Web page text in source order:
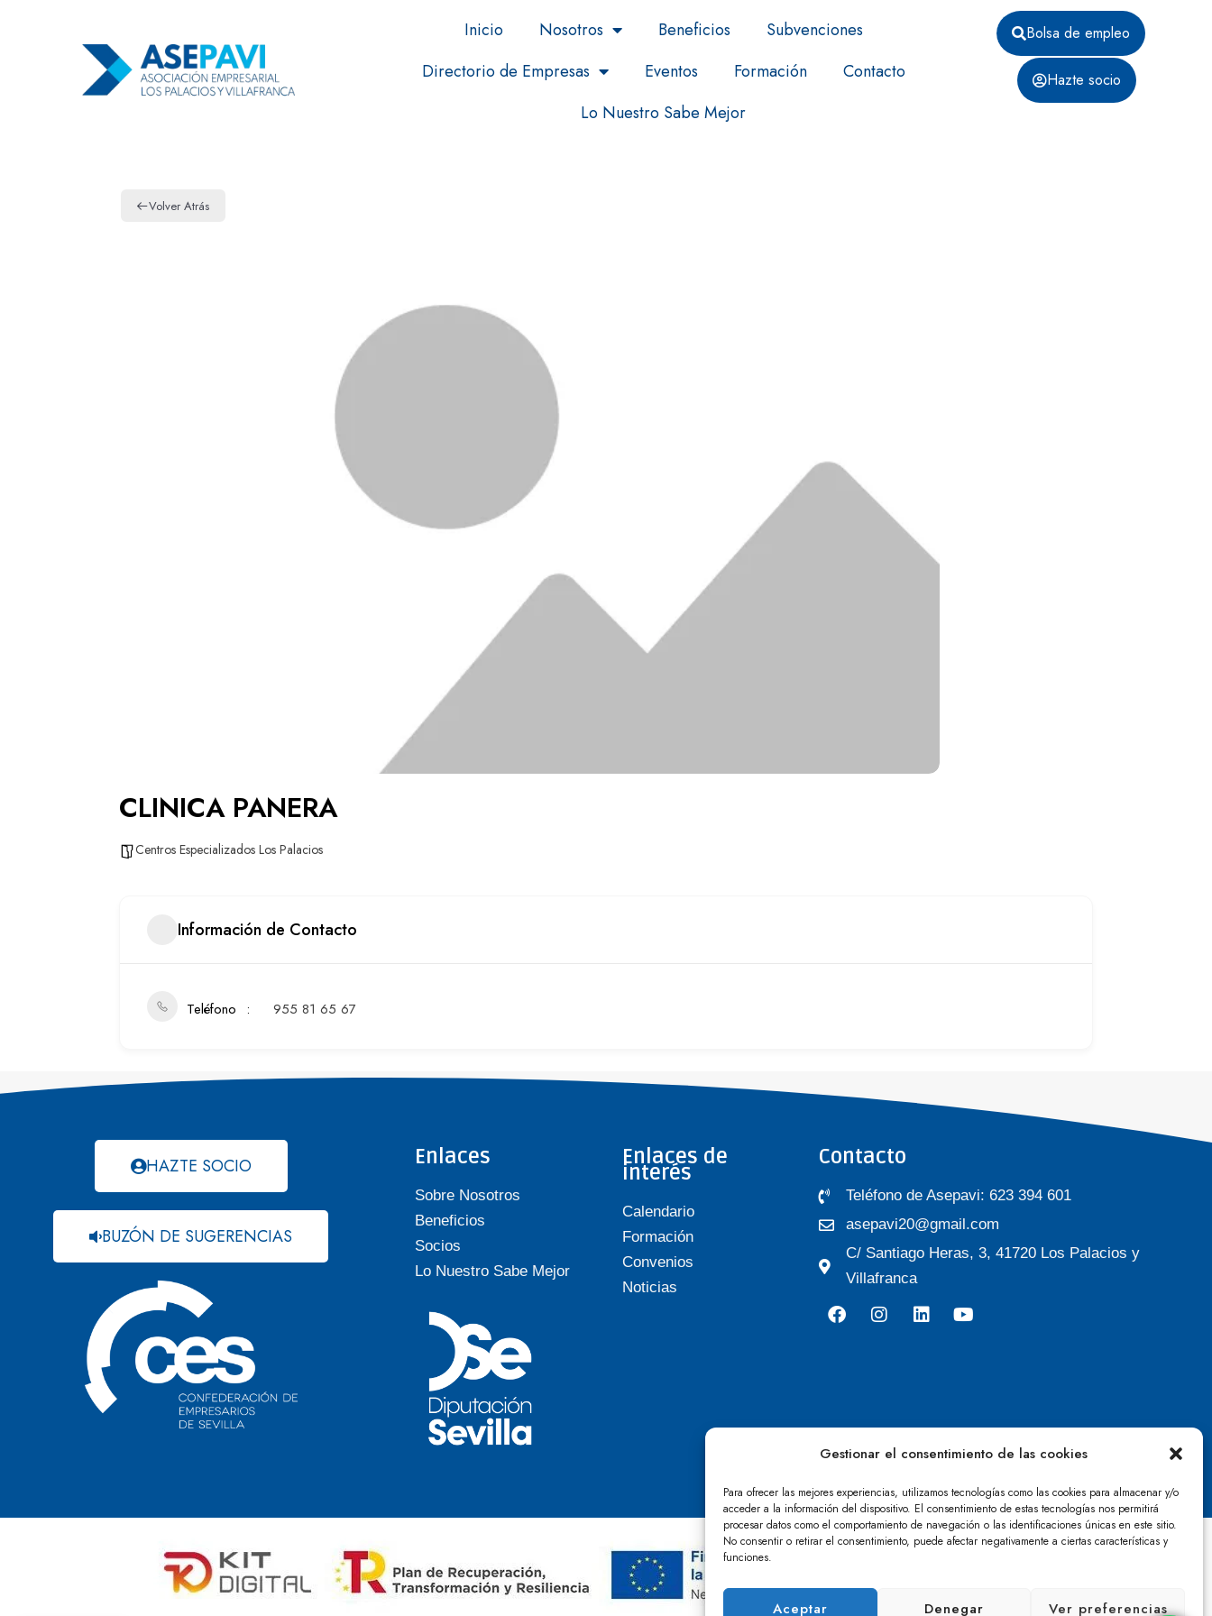
Gestionar el consentimiento de las cookies
Para ofrecer las mejores experiencias, utilizamos tecnologías como las cookies para almacenar y/o
acceder a la información del dispositivo. El consentimiento de estas tecnologías nos permitirá
procesar datos como el comportamiento de navegación o las identificaciones únicas en este sitio.
No consentir o retirar el consentimiento, puede afectar negativamente a ciertas características y
funciones.
Aceptar Denegar Ver preferencias
Inicio Nosotros Beneficios
Subvenciones
Directorio de Empresas
Eventos Formación
Contacto
Lo Nuestro Sabe Mejor
Bolsa de empleo
Hazte socio
Volver Atrás
CLINICA PANERA
Centros Especializados Los Palacios
Información de Contacto
Teléfono 955 81 65 67
HAZTE SOCIO
BUZÓN DE SUGERENCIAS
Enlaces
Sobre Nosotros
Beneficios
Socios
Lo Nuestro Sabe Mejor
Enlaces de
interés
Calendario
Formación
Convenios
Noticias
Contacto
Teléfono de Asepavi: 623 394 601
asepavi20@gmail.com
C/ Santiago Heras, 3, 41720 Los Palacios y
Villafranca